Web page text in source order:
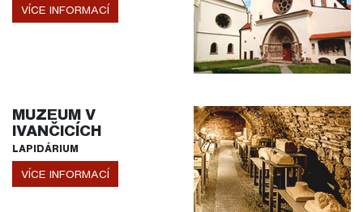
VÍCE INFORMACÍ
MUZEUM V
IVANČICÍCH
LAPIDÁRIUM
VÍCE INFORMACÍ